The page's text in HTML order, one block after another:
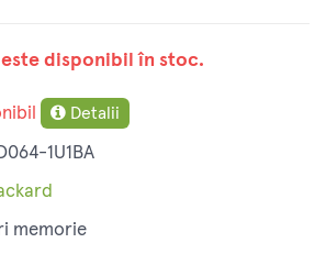
disponibil în stoc.
Detalii
1U1BA
memorie